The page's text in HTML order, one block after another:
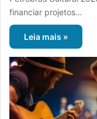
financiar projetos…
Leia mais »